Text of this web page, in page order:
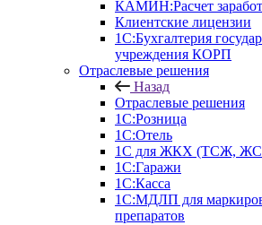
КАМИН:Расчет
Клиентские лицензии
1С:Бухгалтерия
учреждения КОРП
Отраслевые решения
Назад
Отраслевые решения
1С:Розница
1С:Отель
1С для ЖКХ (ТСЖ,
1С:Гаражи
1С:Касса
1С:МДЛП для
препаратов